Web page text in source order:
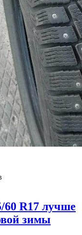
R17 лучше
зимы